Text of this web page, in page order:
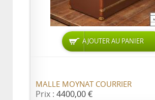
AJOUTER AU PANIER
MALLE MOYNAT COURRIER
Prix : 4400,00 €